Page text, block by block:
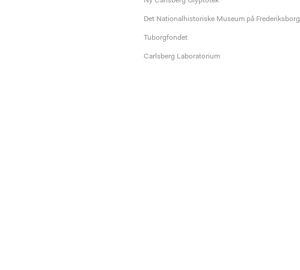
Det Nationalhistoriske Museum på Frederiksborg
Tuborgfondet
Carlsberg Laboratorium